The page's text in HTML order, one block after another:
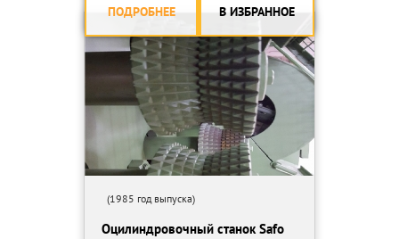
ПОДРОБНЕЕ В ИЗБРАННОЕ
(1985 год выпуска)
Оцилиндровочный станок Safo